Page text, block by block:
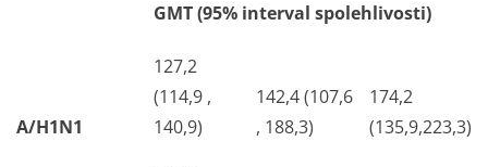
GMT (95% interval spolehlivosti)
A/H1N1
127,2
(114,9 ,
140,9)
142,4 (107,6
, 188,3)
174,2
(135,9,223,3)